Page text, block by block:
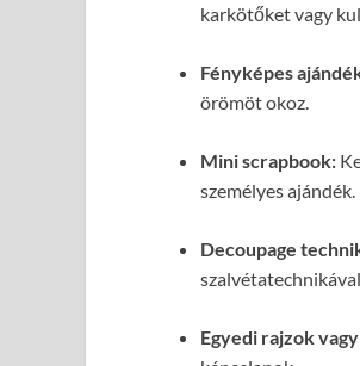
karkötőket vagy
Fényképes
örömöt okoz.
Mini scrapbook:
személyes ajándék.
Decoupage
Egyedi rajzok